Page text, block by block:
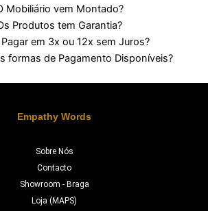
Mobiliário vem Montado?
Produtos tem Garantia?
em 3x ou 12x sem Juros?
formas de Pagamento Disponíveis?
Empathy Words
Sobre Nós
Contacto
Showroom - Braga
Loja (MAPS)